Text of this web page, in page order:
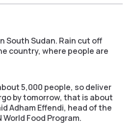
South Sudan. Rain cut off
country, where people are
5,000 people, so deliver
by tomorrow, that is about
Adham Effendi, head of the
Food Program.